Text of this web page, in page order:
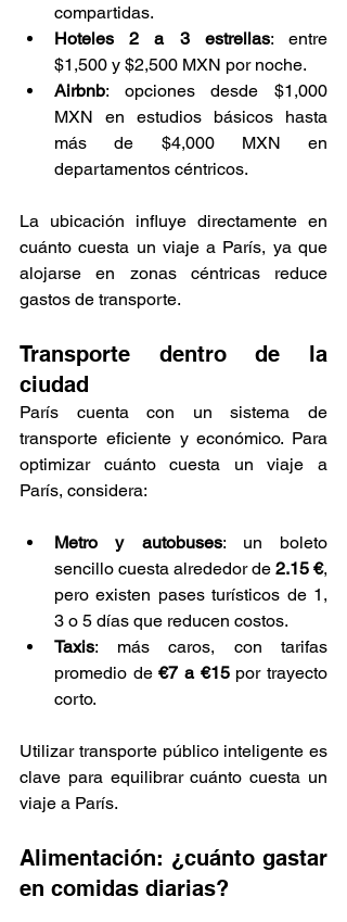
compartidas.
Hoteles 2 a 3 estrellas: entre
$1,500 y $2,500 MXN por noche.
Airbnb: opciones desde $1,000
MXN en estudios básicos hasta
más de $4,000 MXN en
departamentos céntricos.
La ubicación influye directamente en
cuánto cuesta un viaje a París, ya que
alojarse en zonas céntricas reduce
gastos de transporte.
Transporte dentro de la
ciudad
París cuenta con un sistema de
transporte eficiente y económico. Para
optimizar cuánto cuesta un viaje a
París, considera:
Metro y autobuses: un boleto
sencillo cuesta alrededor de 2.15 €,
pero existen pases turísticos de 1,
3 o 5 días que reducen costos.
Taxis: más caros, con tarifas
promedio de €7 a €15 por trayecto
corto.
Utilizar transporte público inteligente es
clave para equilibrar cuánto cuesta un
viaje a París.
Alimentación: ¿cuánto gastar
en comidas diarias?